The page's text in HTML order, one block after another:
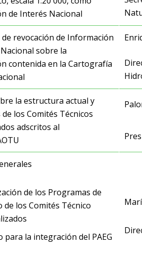
de Interés Nacional
revocación de Información
sobre la
contenida en la Cartografía
la estructura actual y
los Comités Técnicos
adscritos al
de los Programas de
de los Comités Técnico
para la integración del PAEG